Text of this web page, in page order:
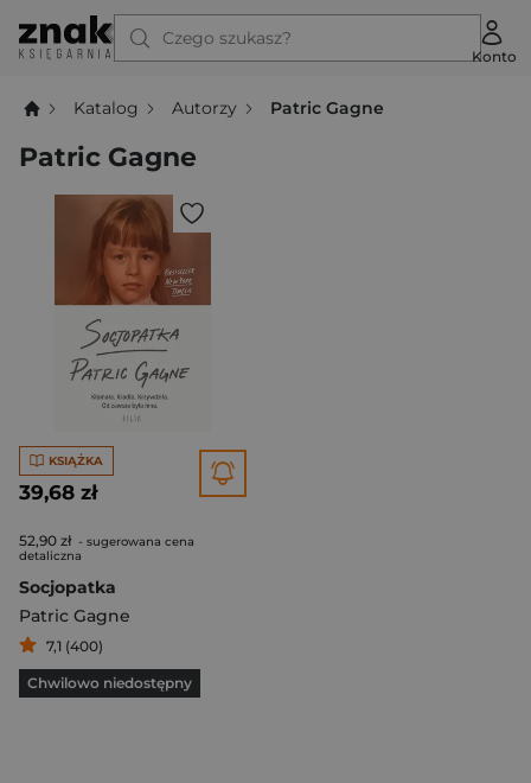
Czego szukasz?
Konto
Katalog Autorzy Patric Gagne
Patric Gagne
KSIĄŻKA
39,68 zł
52,90 zł - sugerowana cena
detaliczna
Socjopatka
Patric Gagne
7,1 (400)
Chwilowo niedostępny